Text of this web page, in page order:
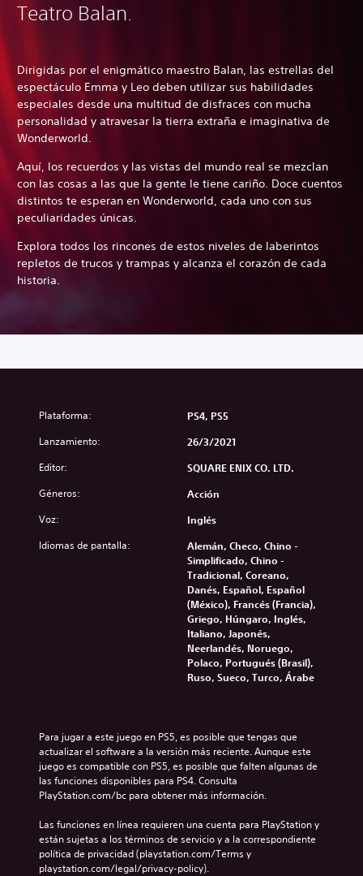
Teatro Balan.
Dirigidas por el enigmático maestro Balan, las estrellas del
espectáculo Emma y Leo deben utilizar sus habilidades
especiales desde una multitud de disfraces con mucha
personalidad y atravesar la tierra extraña e imaginativa de
Wonderworld.
Aquí, los recuerdos y las vistas del mundo real se mezclan
con las cosas a las que la gente le tiene cariño. Doce cuentos
distintos te esperan en Wonderworld, cada uno con sus
peculiaridades únicas.
Explora todos los rincones de estos niveles de laberintos
repletos de trucos y trampas y alcanza el corazón de cada
historia.
Plataforma: PS4, PS5
Lanzamiento: 26/3/2021
Editor: SQUARE ENIX CO. LTD.
Géneros: Acción
Voz: Inglés
Idiomas de pantalla:
Alemán, Checo, Chino -
Simplificado, Chino -
Tradicional, Coreano,
Danés, Español, Español
(México), Francés (Francia),
Griego, Húngaro, Inglés,
Italiano, Japonés,
Neerlandés, Noruego,
Polaco, Portugués (Brasil),
Ruso, Sueco, Turco, Árabe
Para jugar a este juego en PS5, es posible que tengas que
actualizar el software a la versión más reciente. Aunque este
juego es compatible con PS5, es posible que falten algunas de
las funciones disponibles para PS4. Consulta
PlayStation.com/bc para obtener más información.
Las funciones en línea requieren una cuenta para PlayStation y
están sujetas a los términos de servicio y a la correspondiente
política de privacidad (playstation.com/Terms y
playstation.com/legal/privacy-policy).